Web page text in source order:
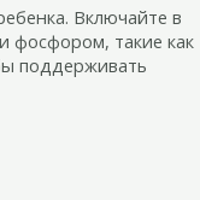
Включайте в
фосфором, такие как
поддерживать